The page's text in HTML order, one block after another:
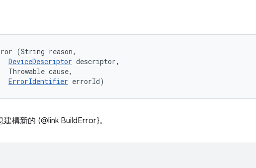
(String reason,
DeviceDescriptor descriptor,
Throwable cause,
ErrorIdentifier errorId)
構新的 (@link BuildError}。